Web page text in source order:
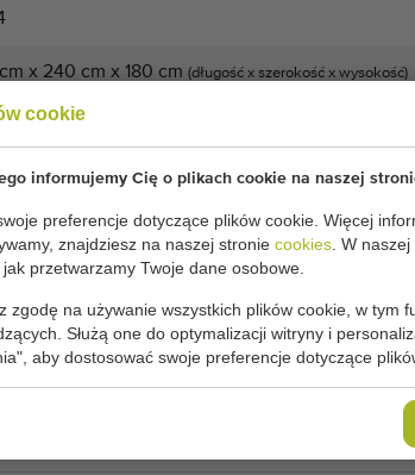
cookie
informujemy Cię o plikach cookie na naszej
preferencje dotyczące plików cookie. Więcej
znajdziesz na naszej stronie cookies . W naszej
przetwarzamy Twoje dane osobowe.
zgodę na używanie wszystkich plików cookie, w tym
Służą one do optymalizacji witryny i
aby dostosować swoje preferencje dotyczące
x 240 cm x 180 cm (długość x szerokość x wysokość)
x 85 cm
POPROSIĆ O WYCENĘ
ogólne Proces zakupu
WARTO KUPIĆ